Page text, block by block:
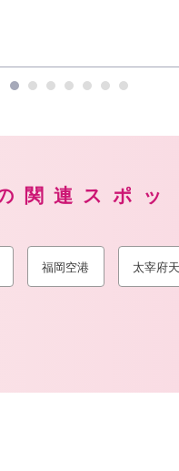
関連スポッ
福岡空港 太宰府